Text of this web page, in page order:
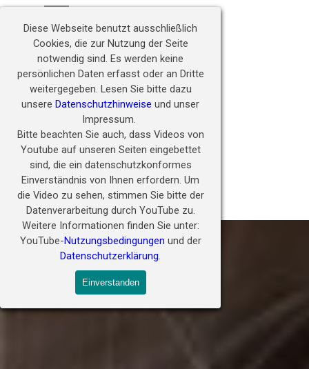
Diese Webseite benutzt ausschließlich
Cookies, die zur Nutzung der Seite
notwendig sind. Es werden keine
persönlichen Daten erfasst oder an Dritte
weitergegeben. Lesen Sie bitte dazu
unsere Datenschutzhinweise und unser
Impressum.
Bitte beachten Sie auch, dass Videos von
Youtube auf unseren Seiten eingebettet
sind, die ein datenschutzkonformes
Einverständnis von Ihnen erfordern. Um
die Video zu sehen, stimmen Sie bitte der
Datenverarbeitung durch YouTube zu.
Weitere Informationen finden Sie unter:
YouTube-Nutzungsbedingungen und der
Datenschutzerklärung.
Einverstanden
Direkt zum Seiteninhalt
Zukunft ermöglichen
Armenien Hörwunder